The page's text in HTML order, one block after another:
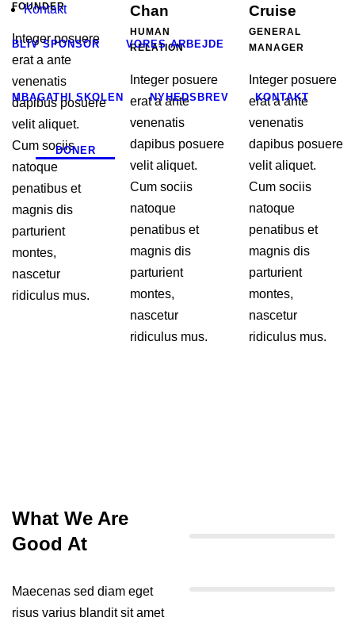
Kontakt
BLIV SPONSOR VORES ARBEJDE
MBAGATHI SKOLEN NYHEDSBREV KONTAKT
DONER
FOUNDER
Integer posuere
erat a ante
venenatis
dapibus posuere
velit aliquet.
Cum sociis
natoque
penatibus et
magnis dis
parturient
montes,
nascetur
ridiculus mus.
Chan
HUMAN
RELATION
Integer posuere
erat a ante
venenatis
dapibus posuere
velit aliquet.
Cum sociis
natoque
penatibus et
magnis dis
parturient
montes,
nascetur
ridiculus mus.
Cruise
GENERAL
MANAGER
Integer posuere
erat a ante
venenatis
dapibus posuere
velit aliquet.
Cum sociis
natoque
penatibus et
magnis dis
parturient
montes,
nascetur
ridiculus mus.
What We Are
Good At
Maecenas sed diam eget
risus varius blandit sit amet